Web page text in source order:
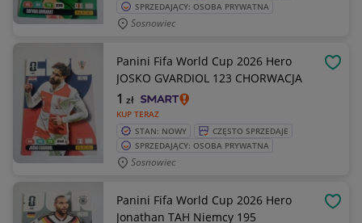
SPRZEDAJĄCY: OSOBA PRYWATNA
Sosnowiec
Panini Fifa World Cup 2026 Hero
JOSKO GVARDIOL 123 CHORWACJA
KUP TERAZ
1 zł
STAN: NOWY
CZĘSTO SPRZEDAJE
SPRZEDAJĄCY: OSOBA PRYWATNA
Sosnowiec
Panini Fifa World Cup 2026 Hero
Jonathan TAH Niemcy 195